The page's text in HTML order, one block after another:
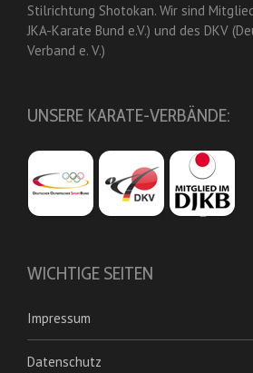
Stilrichtung Shotokan. Wir sind
JKA-Karate Bund e.V.) und des DKV
Verband e. V.)
UNSERE KARATE-VERBÄNDE:
WICHTIGE SEITEN
Impressum
Datenschutz